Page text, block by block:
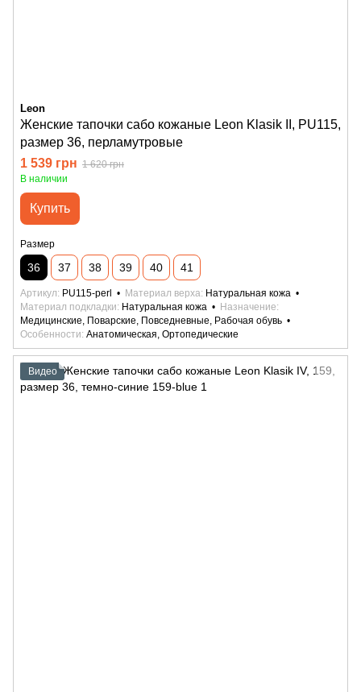
Leon
Женские тапочки сабо кожаные Leon Klasik II, PU115,
размер 36, перламутровые
1 539 грн 1 620 грн
В наличии
Купить
Размер
36 37 38 39 40 41
Артикул PU115-perl Материал верха Натуральная кожа
Материал подкладки
Натуральная кожа
Назначение
Медицинские, Поварские, Повседневные, Рабочая обувь
Особенности Анатомическая, Ортопедические
Видео